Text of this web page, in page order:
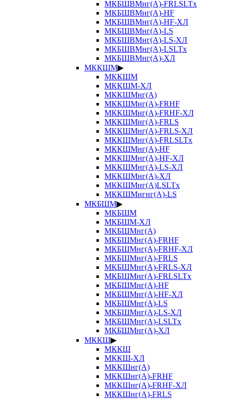
МКБШВМнг(А)-FRLSLTx
МКБШВМнг(А)-HF
МКБШВМнг(А)-HF-ХЛ
МКБШВМнг(А)-LS
МКБШВМнг(А)-LS-ХЛ
МКБШВМнг(А)-LSLTx
МКБШВМнг(А)-ХЛ
МККШМ▶
МККШМ
МККШМ-ХЛ
МККШМнг(А)
МККШМнг(А)-FRHF
МККШМнг(А)-FRHF-ХЛ
МККШМнг(А)-FRLS
МККШМнг(А)-FRLS-ХЛ
МККШМнг(А)-FRLSLTx
МККШМнг(А)-HF
МККШМнг(А)-HF-ХЛ
МККШМнг(А)-LS-ХЛ
МККШМнг(А)-ХЛ
МККШМнг(А)LSLTx
МККШМнгнг(А)-LS
МКБШМ▶
МКБШМ
МКБШМ-ХЛ
МКБШМнг(А)
МКБШМнг(А)-FRHF
МКБШМнг(А)-FRHF-ХЛ
МКБШМнг(А)-FRLS
МКБШМнг(А)-FRLS-ХЛ
МКБШМнг(А)-FRLSLTx
МКБШМнг(А)-HF
МКБШМнг(А)-HF-ХЛ
МКБШМнг(А)-LS
МКБШМнг(А)-LS-ХЛ
МКБШМнг(А)-LSLTx
МКБШМнг(А)-ХЛ
МККШ▶
МККШ
МККШ-ХЛ
МККШнг(А)
МККШнг(А)-FRHF
МККШнг(А)-FRHF-ХЛ
МККШнг(А)-FRLS